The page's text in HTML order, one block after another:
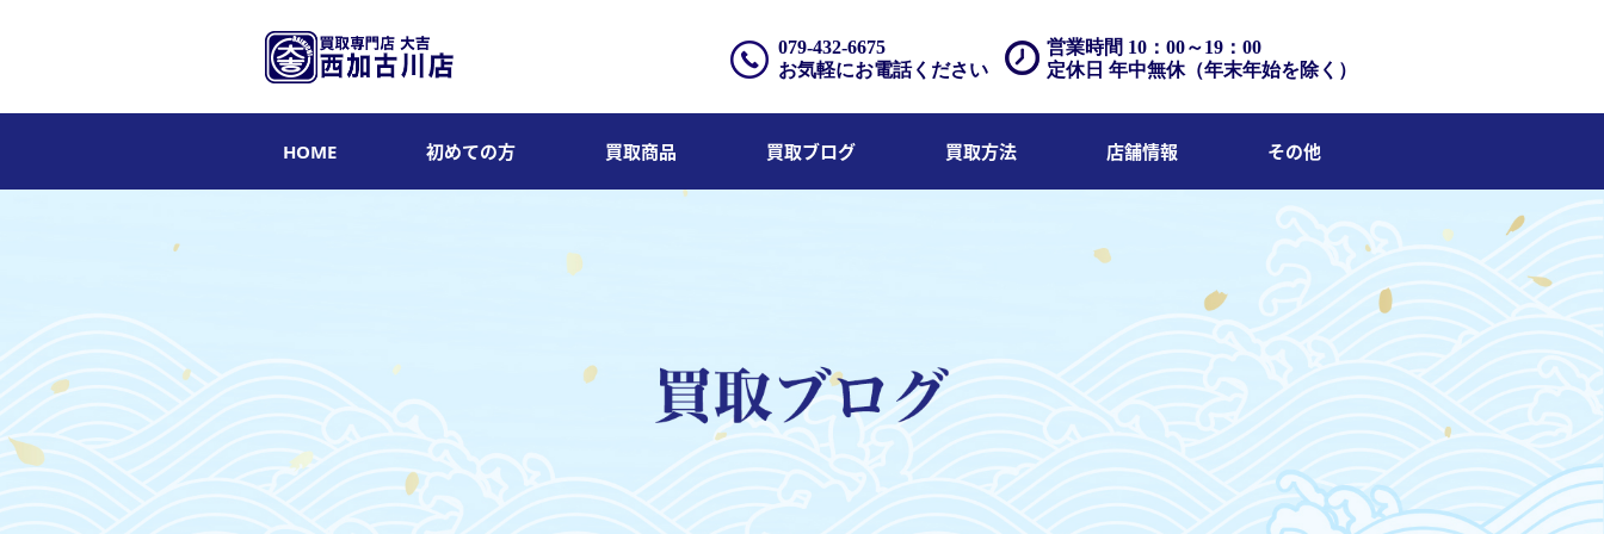
営業時間 10：00～19：00
定休日 年中無休（年末年始を除く）
079-432-6675
お気軽にお電話ください
HOME 初めての方 買取商品 買取ブログ 買取方法 店舗情報 その他